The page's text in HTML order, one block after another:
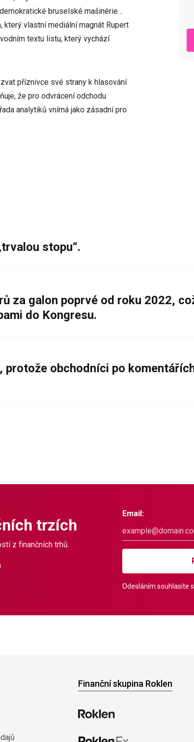
bruselské mašinérie…
který vlastní mediální magnát Rupert
textu listu, který vychází
příznivce své strany k hlasování
že pro odvrácení odchodu
analytiků vnímá jako zásadní pro
stopu“.
za galon poprvé od roku 2022,
do Kongresu.
obchodníci po
trzích
z finančních trhů.
Email:
Odesláním souhlasíte
Finanční skupina Roklen